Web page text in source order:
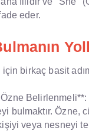
eder.
birkaç basit
Belirlenmeli**:
bulmaktır. Özne,
veya nesneyi